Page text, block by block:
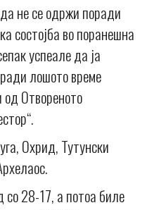
не се одржи поради
состојба во поранешна
успеале да ја
лошото време
од Отвореното
Охрид, Тутунски
28-17, а потоа биле